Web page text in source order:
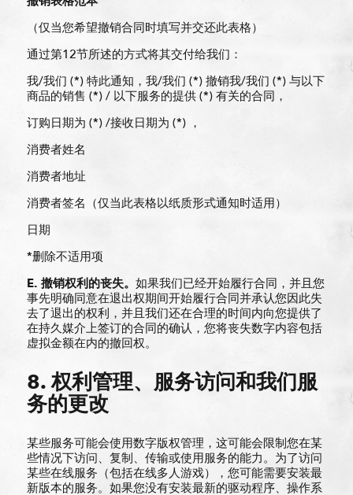
（仅当您希望撤销合同时填写并交还此表格）
通过第12节所述的方式将其交付给我们：
我/我们 (*) 特此通知，我/我们 (*) 撤销我/我们 (*) 与以下
商品的销售 (*) / 以下服务的提供 (*) 有关的合同，
订购日期为 (*) /接收日期为 (*) ，
消费者姓名
消费者地址
消费者签名（仅当此表格以纸质形式通知时适用）
日期
*删除不适用项
E. 撤销权利的丧失。 如果我们已经开始履行合同，并且您
事先明确同意在退出权期间开始履行合同并承认您因此失
去了退出的权利，并且我们还在合理的时间内向您提供了
在持久媒介上签订的合同的确认，您将丧失数字内容包括
虚拟金额在内的撤回权。
8. 权利管理、服务访问和我们服
务的更改
某些服务可能会使用数字版权管理，这可能会限制您在某
些情况下访问、复制、传输或使用服务的能力。为了访问
某些在线服务（包括在线多人游戏），您可能需要安装最
新版本的服务。如果您没有安装最新的驱动程序、操作系